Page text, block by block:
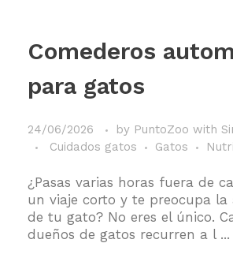
Comederos
para gatos
24/06/2026 by PuntoZoo with
Cuidados gatos
Gatos
¿Pasas varias horas fuera de
un viaje corto y te preocupa la
de tu gato? No eres el único.
dueños de gatos recurren a l ...